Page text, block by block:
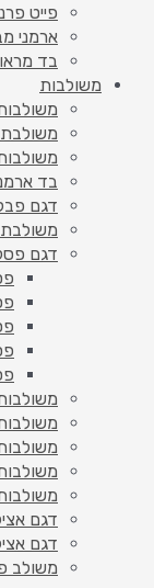
פייט
ארמני
בד
משולבות
משולבת
משולבות
בד ארמני
דגם פבלה
משולבת
דגם
משולבות
משולבות
משולבות
משולבות
דגם
דגם
משולב